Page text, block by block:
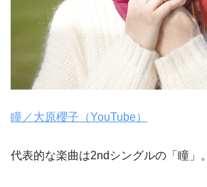
瞳／大原櫻子（YouTube）
代表的な楽曲は2ndシングルの「瞳」。